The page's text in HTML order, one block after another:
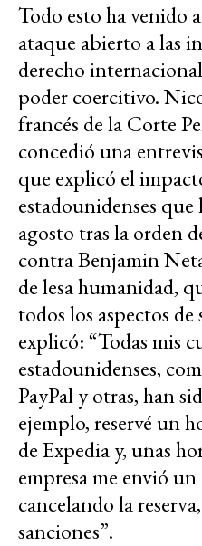
Todo esto ha venido
ataque abierto a las
derecho
poder coercitivo.
francés de la Corte
concedió una
que explicó el
estadounidenses
agosto tras la orden
contra Benjamin
de lesa humanidad,
todos los aspectos
explicó: “Todas mis
estadounidenses,
PayPal y otras, han
ejemplo, reservé un
de Expedia y, unas
empresa me envió
cancelando la
sanciones”.